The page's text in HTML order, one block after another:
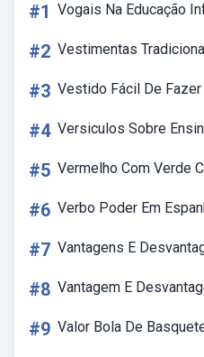
#1 Vogais Na Educação
#2 Vestimentas
#3 Vestido Fácil De
#4 Versiculos Sobre
#5 Vermelho Com Verde
#6 Verbo Poder Em
#7 Vantagens E
#8 Vantagem E
#9 Valor Bola De